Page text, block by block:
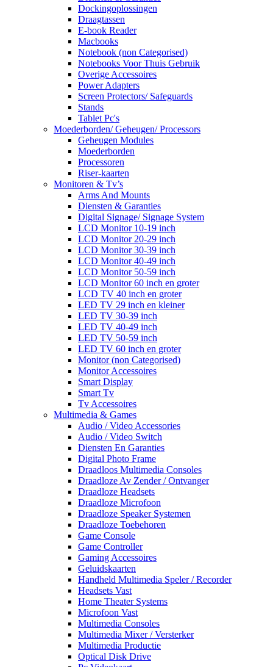
Dockingoplossingen
Draagtassen
E-book Reader
Macbooks
Notebook (non Categorised)
Notebooks Voor Thuis Gebruik
Overige Accessoires
Power Adapters
Screen Protectors/ Safeguards
Stands
Tablet Pc's
Moederborden/ Geheugen/ Processors
Geheugen Modules
Moederborden
Processoren
Riser-kaarten
Monitoren & Tv’s
Arms And Mounts
Diensten & Garanties
Digital Signage/ Signage System
LCD Monitor 10-19 inch
LCD Monitor 20-29 inch
LCD Monitor 30-39 inch
LCD Monitor 40-49 inch
LCD Monitor 50-59 inch
LCD Monitor 60 inch en groter
LCD TV 40 inch en groter
LED TV 29 inch en kleiner
LED TV 30-39 inch
LED TV 40-49 inch
LED TV 50-59 inch
LED TV 60 inch en groter
Monitor (non Categorised)
Monitor Accessoires
Smart Display
Smart Tv
Tv Accessoires
Multimedia & Games
Audio / Video Accessories
Audio / Video Switch
Diensten En Garanties
Digital Photo Frame
Draadloos Multimedia Consoles
Draadloze Av Zender / Ontvanger
Draadloze Headsets
Draadloze Microfoon
Draadloze Speaker Systemen
Draadloze Toebehoren
Game Console
Game Controller
Gaming Accessoires
Geluidskaarten
Handheld Multimedia Speler / Recorder
Headsets Vast
Home Theater Systems
Microfoon Vast
Multimedia Consoles
Multimedia Mixer / Versterker
Multimedia Productie
Optical Disk Drive